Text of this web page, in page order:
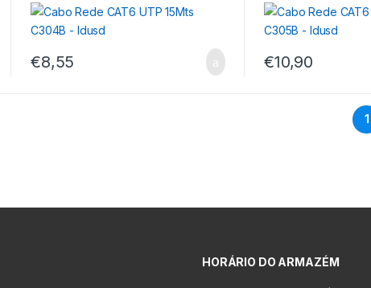
€8,55 €10,90
1
HORÁRIO DO ARMAZÉM